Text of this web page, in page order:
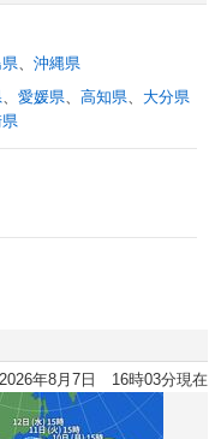
、 沖縄県
、 愛媛県、 高知県、 大分県
2026年8月7日 16時03分現在